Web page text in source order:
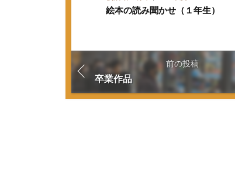
絵本の読み聞かせ（１年生）
前の投稿
卒業作品